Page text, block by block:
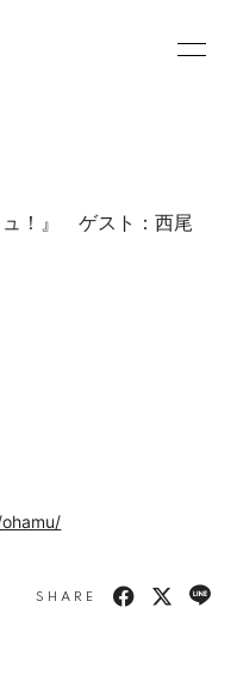
ュ！』 ゲスト：西尾
SHARE